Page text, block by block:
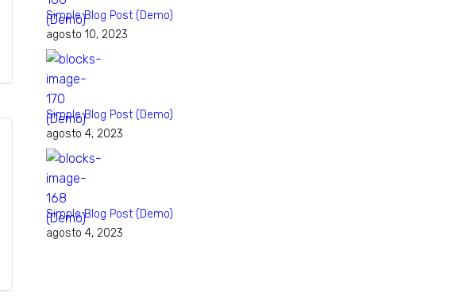
Simple Blog Post (Demo)
agosto 10, 2023
Simple Blog Post (Demo)
agosto 4, 2023
Simple Blog Post (Demo)
agosto 4, 2023